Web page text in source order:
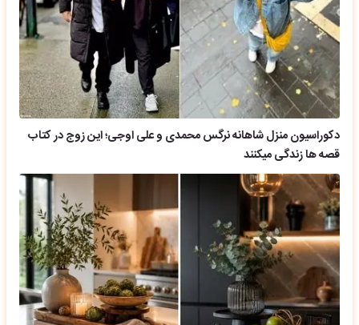
دکوراسیون منزل شاهانه نرگس محمدی و علی اوجی؛ این زوج در کتاب
قصه ها زندگی میکنند